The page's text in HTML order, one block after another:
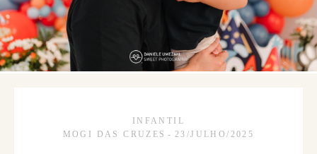
INFANTIL
MOGI DAS CRUZES
23/JULHO/2025